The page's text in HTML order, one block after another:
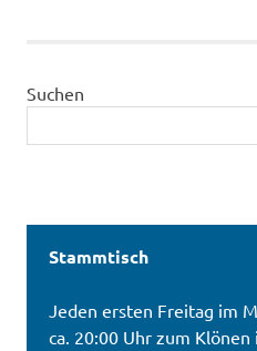
Suchen
Stammtisch
Jeden ersten Freitag im
ca. 20:00 Uhr zum Klönen